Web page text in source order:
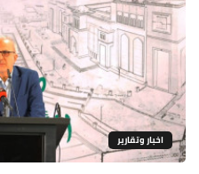
اخبار وتقارير